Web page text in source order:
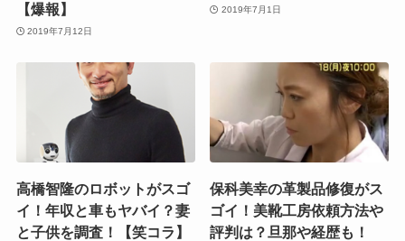
【爆報】
2019年7月12日
2019年7月1日
高橋智隆のロボットがスゴ
イ！年収と車もヤバイ？妻
と子供を調査！【笑コラ】
保科美幸の革製品修復がス
ゴイ！美靴工房依頼方法や
評判は？旦那や経歴も！